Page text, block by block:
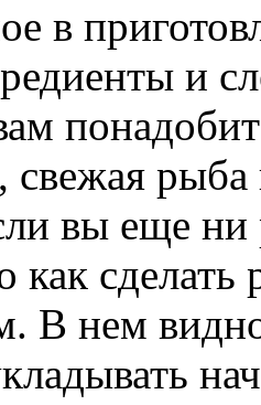
в
и
свежая
вы еще ни
как
В нем